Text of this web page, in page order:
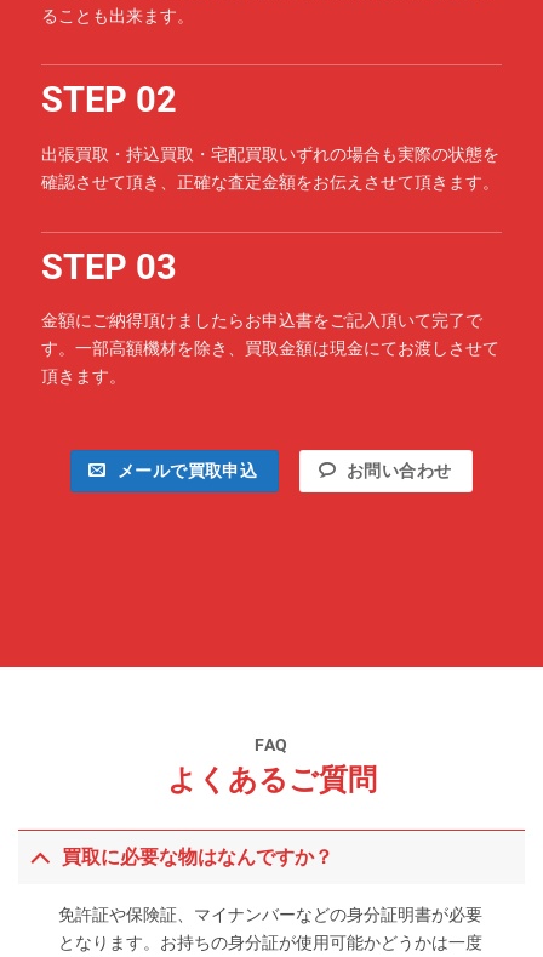
ることも出来ます。
STEP 02
出張買取・持込買取・宅配買取いずれの場合も実際の状態を
確認させて頂き、正確な査定金額をお伝えさせて頂きます。
STEP 03
金額にご納得頂けましたらお申込書をご記入頂いて完了で
す。一部高額機材を除き、買取金額は現金にてお渡しさせて
頂きます。
メールで買取申込 お問い合わせ
FAQ
よくあるご質問
買取に必要な物はなんですか？
免許証や保険証、マイナンバーなどの身分証明書が必要
となります。お持ちの身分証が使用可能かどうかは一度